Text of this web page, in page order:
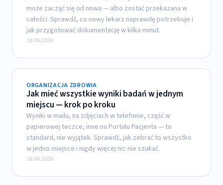
może zacząć się od nowa — albo zostać przekazana w
całości. Sprawdź, co nowy lekarz naprawdę potrzebuje i
jak przygotować dokumentację w kilka minut.
18.06.2026
ORGANIZACJA ZDROWIA
Jak mieć wszystkie wyniki badań w jednym
miejscu — krok po kroku
Wyniki w mailu, na zdjęciach w telefonie, część w
papierowej teczce, inne na Portalu Pacjenta — to
standard, nie wyjątek. Sprawdź, jak zebrać to wszystko
w jedno miejsce i nigdy więcej nic nie szukać.
18.06.2026